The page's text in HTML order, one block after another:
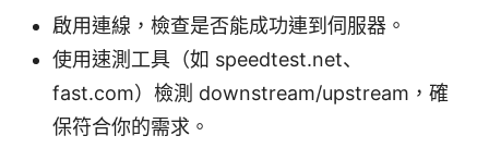
啟用連線，檢查是否能成功連到伺服器。
使用速測工具（如 speedtest.net、
fast.com）檢測 downstream/upstream，確
保符合你的需求。